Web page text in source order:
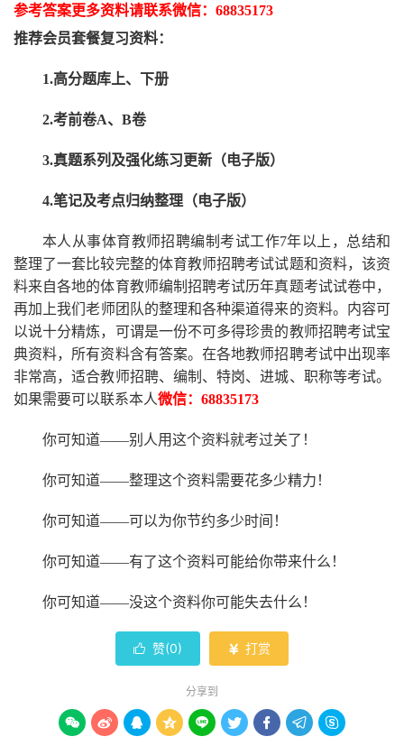
参考答案更多资料请联系微信： 68835173
推荐会员套餐复习资料：
1.高分题库上、下册
2.考前卷A、B卷
3.真题系列及强化练习更新（电子版）
4.笔记及考点归纳整理（电子版）
本人从事体育教师招聘编制考试工作7年以上，总结和
整理了一套比较完整的体育教师招聘考试试题和资料，该资
料来自各地的体育教师编制招聘考试历年真题考试试卷中，
再加上我们老师 团队的整理和各种渠道得来的资料。内容可
以说十分精炼，可谓是一份不可多得珍贵的教师招聘考试宝
典资料，所有资料含有答案。在各地教师招聘考试中出现率
非常高，适合教师招聘、编制、特岗、进城、职称等考试。
如果需要可以联系本人微信： 68835173
你可知道——别人用这个资料就考过关了！
你可知道——整理这个资料需要花多少精力 ！
你可知道——可以为你节约多少时间！
你可知道——有了这个资料可能给你带来什么！
你可知道——没这个资料你可能失去什么 ！
 赞(0)  打赏
分享到
        